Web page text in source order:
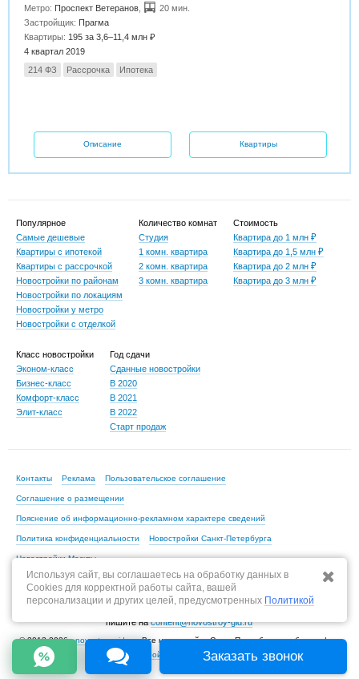
Метро: Проспект Ветеранов
20 мин.
Застройщик: Прагма
Квартиры: 195 за 3,6–11,4 млн ₽
4 квартал 2019
214 ФЗ
Рассрочка Ипотека
Описание Квартиры
Популярное
Самые дешевые
Квартиры с ипотекой
Квартиры с рассрочкой
Новостройки по районам
Новостройки по локациям
Новостройки у метро
Новостройки с отделкой
Количество комнат
Студия
1 комн. квартира
2 комн. квартира
3 комн. квартира
Стоимость
Квартира до 1 млн ₽
Квартира до 1,5 млн ₽
Квартира до 2 млн ₽
Квартира до 3 млн ₽
Класс новостройки
Эконом-класс
Бизнес-класс
Комфорт-класс
Элит-класс
Год сдачи
Сданные новостройки
В 2020
В 2021
В 2022
Старт продаж
Контакты Реклама Пользовательское соглашение
Соглашение о размещении
Пояснение об информационно-рекламном характере сведений
Политика конфиденциальности Новостройки Санкт-Петербурга
Новостройки Москвы
По всем вопросам, связанным с актуальностью информации на портале,
пишите наcontent@novostroy-gid.ru
© 2013-2026 -novostroy-gid.ru- Все новостройки Санкт-Петербурга и области |
Все новостройки Москвы и области
Используя сайт, вы соглашаетесь на обработку данных в
Cookies для корректной работы сайта, вашей
персонализации и других целей, предусмотренных Политикой
Заказать звонок